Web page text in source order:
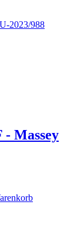
2023/988
- Massey